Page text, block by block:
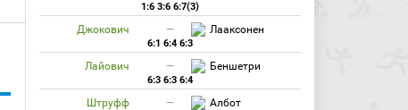
1:6 3:6 6:7(3)
Джокович — Лааксонен
6:1 6:4 6:3
Лайович — Беншетри
6:3 6:3 6:4
Штруфф — Албот